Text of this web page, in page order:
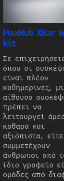
MaxHub XBar
kit
Σε
όπου οι
είναι πλέον
καθημερινές,
αίθουσα
πρέπει να
λειτουργεί
καθαρά και
αξιόπιστα, είτε
συμμετέχουν
άνθρωποι από
ίδιο γραφείο
ομάδες από